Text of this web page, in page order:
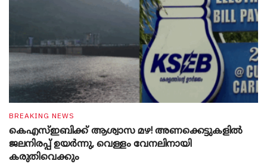
BREAKING NEWS
കെഎസ്ഇബിക്ക് ആശ്വാസ മഴ! അണക്കെട്ടുകളിൽ
ജലനിരപ്പ് ഉയർന്നു, വെള്ളം വേനലിനായി
കരുതിവെക്കും